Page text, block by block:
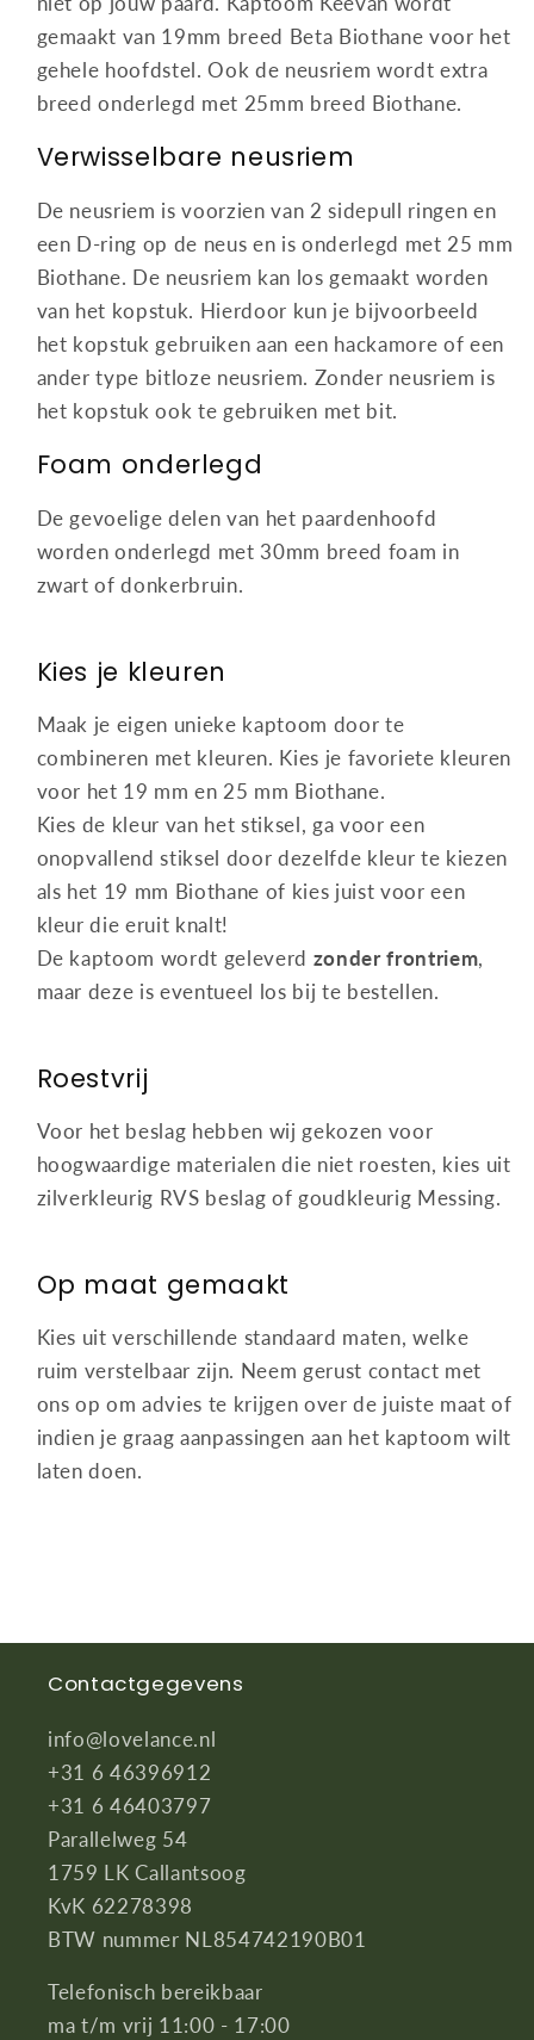
gemaakt van 19mm breed Beta Biothane voor het
gehele hoofdstel. Ook de neusriem wordt extra
breed onderlegd met 25mm breed Biothane.
Verwisselbare neusriem
De neusriem is voorzien van 2 sidepull ringen en
een D-ring op de neus en is onderlegd met 25 mm
Biothane. De neusriem kan los gemaakt worden
van het kopstuk. Hierdoor kun je bijvoorbeeld
het kopstuk gebruiken aan een hackamore of een
ander type bitloze neusriem. Zonder neusriem is
het kopstuk ook te gebruiken met bit.
Foam onderlegd
De gevoelige delen van het paardenhoofd
worden onderlegd met 30mm breed foam in
zwart of donkerbruin.
Kies je kleuren
Maak je eigen unieke kaptoom door te
combineren met kleuren. Kies je favoriete kleuren
voor het 19 mm en 25 mm Biothane.
Kies de kleur van het stiksel, ga voor een
onopvallend stiksel door dezelfde kleur te kiezen
als het 19 mm Biothane of kies juist voor een
kleur die eruit knalt!
De kaptoom wordt geleverd zonder frontriem,
maar deze is eventueel los bij te bestellen.
Roestvrij
Voor het beslag hebben wij gekozen voor
hoogwaardige materialen die niet roesten, kies uit
zilverkleurig RVS beslag of goudkleurig Messing.
Op maat gemaakt
Kies uit verschillende standaard maten, welke
ruim verstelbaar zijn. Neem gerust contact met
ons op om advies te krijgen over de juiste maat of
indien je graag aanpassingen aan het kaptoom wilt
laten doen.
Contactgegevens
info@lovelance.nl
+31 6 46396912
+31 6 46403797
Parallelweg 54
1759 LK Callantsoog
KvK 62278398
BTW nummer NL854742190B01
Telefonisch bereikbaar
ma t/m vrij 11:00 - 17:00